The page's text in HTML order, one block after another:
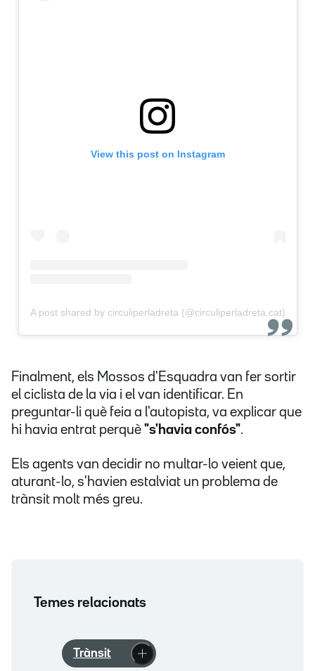
View this post on Instagram
A post shared by circuliperladreta (@circuliperladreta.cat)
Finalment, els Mossos d'Esquadra van fer sortir
el ciclista de la via i el van identificar. En
preguntar-li què feia a l'autopista, va explicar que
hi havia entrat perquè "s'havia confós".
Els agents van decidir no multar-lo veient que,
aturant-lo, s'havien estalviat un problema de
trànsit molt més greu.
Temes relacionats
Trànsit